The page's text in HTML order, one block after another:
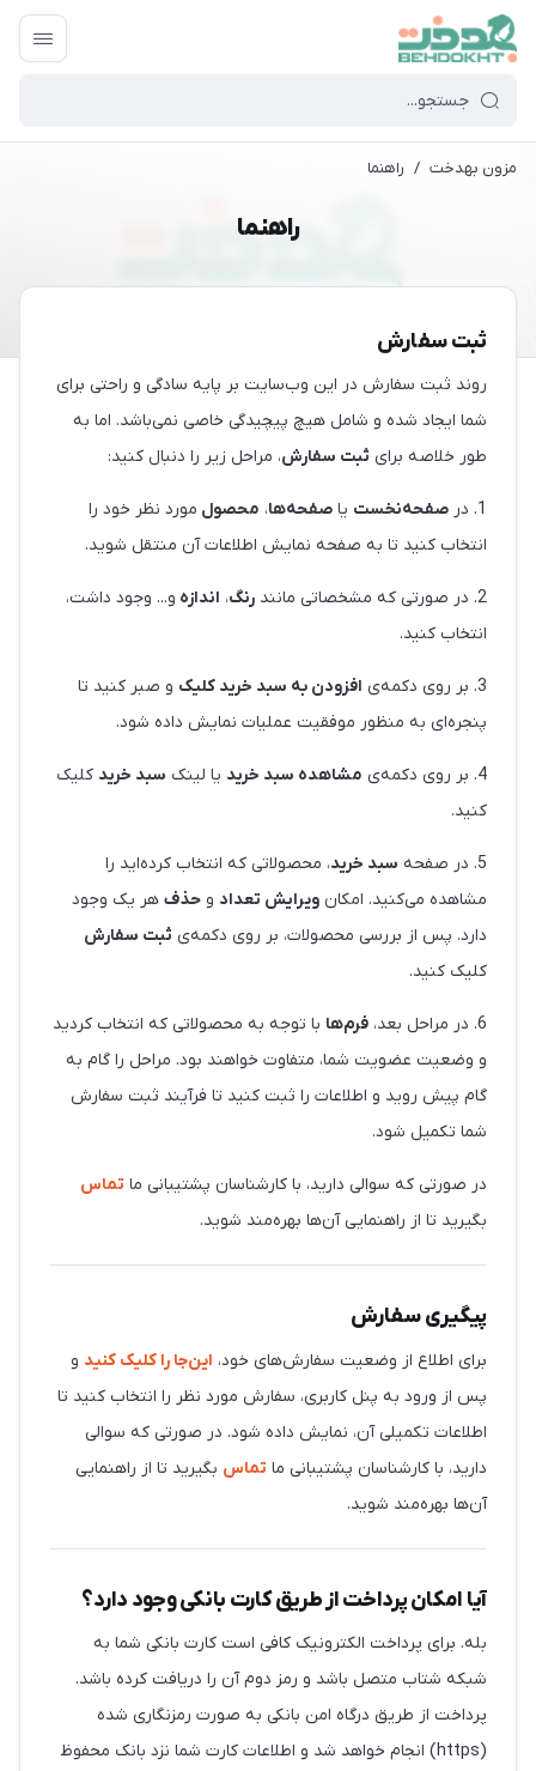
مزون بهدخت / راهنما
راهنما
ثبت سفارش
روند ثبت سفارش در این وب‌سایت بر پایه سادگی و راحتی برای
شما ایجاد شده و شامل هیچ پیچیدگی خاصی نمی‌باشد. اما به
طور خلاصه برای ثبت سفارش، مراحل زیر را دنبال کنید:
1. در صفحه‌نخست یا صفحه‌ها، محصول مورد نظر خود را
انتخاب کنید تا به صفحه نمایش اطلاعات آن منتقل شوید.
2. در صورتی که مشخصاتی مانند رنگ، اندازه و... وجود داشت،
انتخاب کنید.
3. بر روی دکمه‌ی افزودن به سبد خرید کلیک و صبر کنید تا
پنجره‌ای به منظور موفقیت عملیات نمایش داده شود.
4. بر روی دکمه‌ی مشاهده سبد خرید یا لینک سبد خرید کلیک
کنید.
5. در صفحه سبد خرید، محصولاتی که انتخاب کرده‌اید را
مشاهده می‌کنید. امکان ویرایش تعداد و حذف هر یک وجود
دارد. پس از بررسی محصولات، بر روی دکمه‌ی ثبت سفارش
کلیک کنید.
6. در مراحل بعد، فرم‌ها با توجه به محصولاتی که انتخاب کردید
و وضعیت عضویت شما، متفاوت خواهند بود. مراحل را گام به
گام پیش روید و اطلاعات را ثبت کنید تا فرآیند ثبت سفارش
شما تکمیل شود.
در صورتی که سوالی دارید، با کارشناسان پشتیبانی ما تماس
بگیرید تا از راهنمایی آن‌ها بهره‌مند شوید.
پیگیری سفارش
برای اطلاع از وضعیت سفارش‌های خود، این‌جا را کلیک کنید و
پس از ورود به پنل کاربری، سفارش مورد نظر را انتخاب کنید تا
اطلاعات تکمیلی آن، نمایش داده شود. در صورتی که سوالی
دارید، با کارشناسان پشتیبانی ما تماس بگیرید تا از راهنمایی
آن‌ها بهره‌مند شوید.
آیا امکان پرداخت از طریق کارت بانکی وجود دارد؟
بله. برای پرداخت الکترونیک کافی است کارت بانکی شما به
شبکه شتاب متصل باشد و رمز دوم آن را دریافت کرده باشد.
پرداخت از طریق درگاه امن بانکی به صورت رمزنگاری شده
(https) انجام خواهد شد و اطلاعات کارت شما نزد بانک محفوظ